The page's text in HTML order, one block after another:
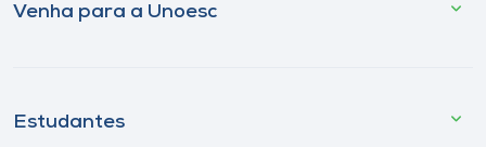
Venha para a Unoesc
Estudantes